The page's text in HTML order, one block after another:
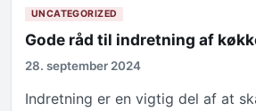
UNCATEGORIZED
Gode råd til indretning af
28. september 2024
Indretning er en vigtig del af at